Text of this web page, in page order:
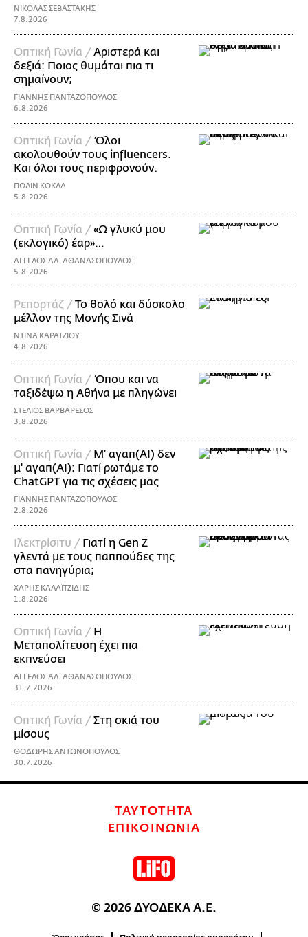
ΝΙΚΟΛΑΣ ΣΕΒΑΣΤΑΚΗΣ
7.8.2026
Οπτική Γωνία /Αριστερά και
δεξιά: Ποιος θυμάται πια τι
σημαίνουν;
ΓΙΑΝΝΗΣ ΠΑΝΤΑΖΟΠΟΥΛΟΣ
6.8.2026
Οπτική Γωνία /Όλοι
ακολουθούν τους influencers.
Και όλοι τους περιφρονούν.
ΠΩΛΙΝ ΚΟΚΛΑ
5.8.2026
Οπτική Γωνία /«Ω γλυκύ μου
(εκλογικό) έαρ»…
ΑΓΓΕΛΟΣ ΑΛ. ΑΘΑΝΑΣΟΠΟΥΛΟΣ
5.8.2026
Ρεπορτάζ /Το θολό και δύσκολο
μέλλον της Μονής Σινά
ΝΤΙΝΑ ΚΑΡΑΤΖΙΟΥ
4.8.2026
Οπτική Γωνία /Όπου και να
ταξιδέψω η Αθήνα με πληγώνει
ΣΤΕΛΙΟΣ ΒΑΡΒΑΡΕΣΟΣ
3.8.2026
Οπτική Γωνία / Μ’ αγαπ(AI) δεν
μ' αγαπ(ΑΙ); Γιατί ρωτάμε το
ChatGPT για τις σχέσεις μας
ΓΙΑΝΝΗΣ ΠΑΝΤΑΖΟΠΟΥΛΟΣ
2.8.2026
Ιλεκτρίσιτυ / Γιατί η Gen Z
γλεντά με τους παππούδες της
στα πανηγύρια;
ΧΑΡΗΣ ΚΑΛΑΪΤΖΙΔΗΣ
1.8.2026
Οπτική Γωνία / Η
Μεταπολίτευση έχει πια
εκπνεύσει
ΑΓΓΕΛΟΣ ΑΛ. ΑΘΑΝΑΣΟΠΟΥΛΟΣ
31.7.2026
Οπτική Γωνία /Στη σκιά του
μίσους
ΘΟΔΩΡΗΣ ΑΝΤΩΝΟΠΟΥΛΟΣ
30.7.2026
ΤΑΥΤΟΤΗΤΑ
ΕΠΙΚΟΙΝΩΝΙΑ
© 2026 ΔΥΟΔΕΚΑ Α.Ε.